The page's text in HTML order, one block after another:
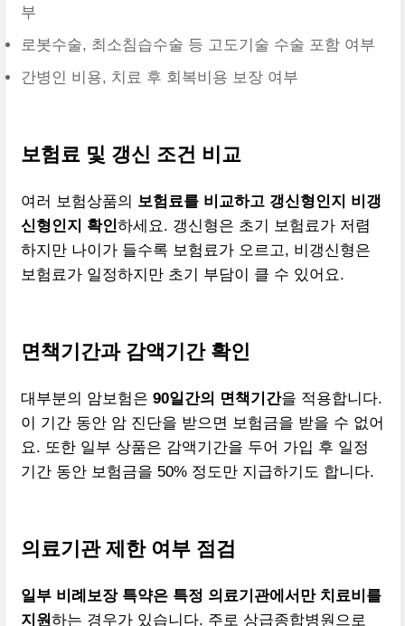
부
로봇수술, 최소침습수술 등 고도기술 수술 포함 여부
간병인 비용, 치료 후 회복비용 보장 여부
보험료 및 갱신 조건 비교
여러 보험상품의 보험료를 비교하고 갱신형인지 비갱
신형인지 확인하세요. 갱신형은 초기 보험료가 저렴
하지만 나이가 들수록 보험료가 오르고, 비갱신형은
보험료가 일정하지만 초기 부담이 클 수 있어요.
면책기간과 감액기간 확인
대부분의 암보험은 90일간의 면책기간을 적용합니다.
이 기간 동안 암 진단을 받으면 보험금을 받을 수 없어
요. 또한 일부 상품은 감액기간을 두어 가입 후 일정
기간 동안 보험금을 50% 정도만 지급하기도 합니다.
의료기관 제한 여부 점검
일부 비례보장 특약은 특정 의료기관에서만 치료비를
지원하는 경우가 있습니다. 주로 상급종합병원으로